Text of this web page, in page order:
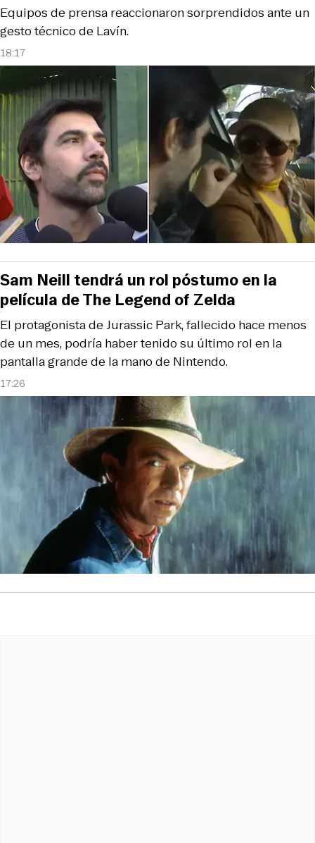
18:17
Equipos de prensa reaccionaron sorprendidos ante un
gesto técnico de Lavín.
17:26
El protagonista de Jurassic Park, fallecido hace menos
de un mes, podría haber tenido su último rol en la
pantalla grande de la mano de Nintendo.
Sam Neill tendrá un rol póstumo en la
película de The Legend of Zelda